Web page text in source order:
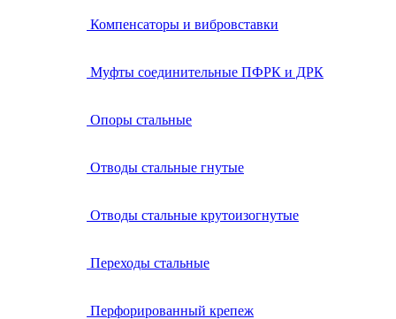
Компенсаторы и вибровставки
Муфты соединительные ПФРК и ДРК
Опоры стальные
Отводы стальные гнутые
Отводы стальные крутоизогнутые
Переходы стальные
Перфорированный крепеж